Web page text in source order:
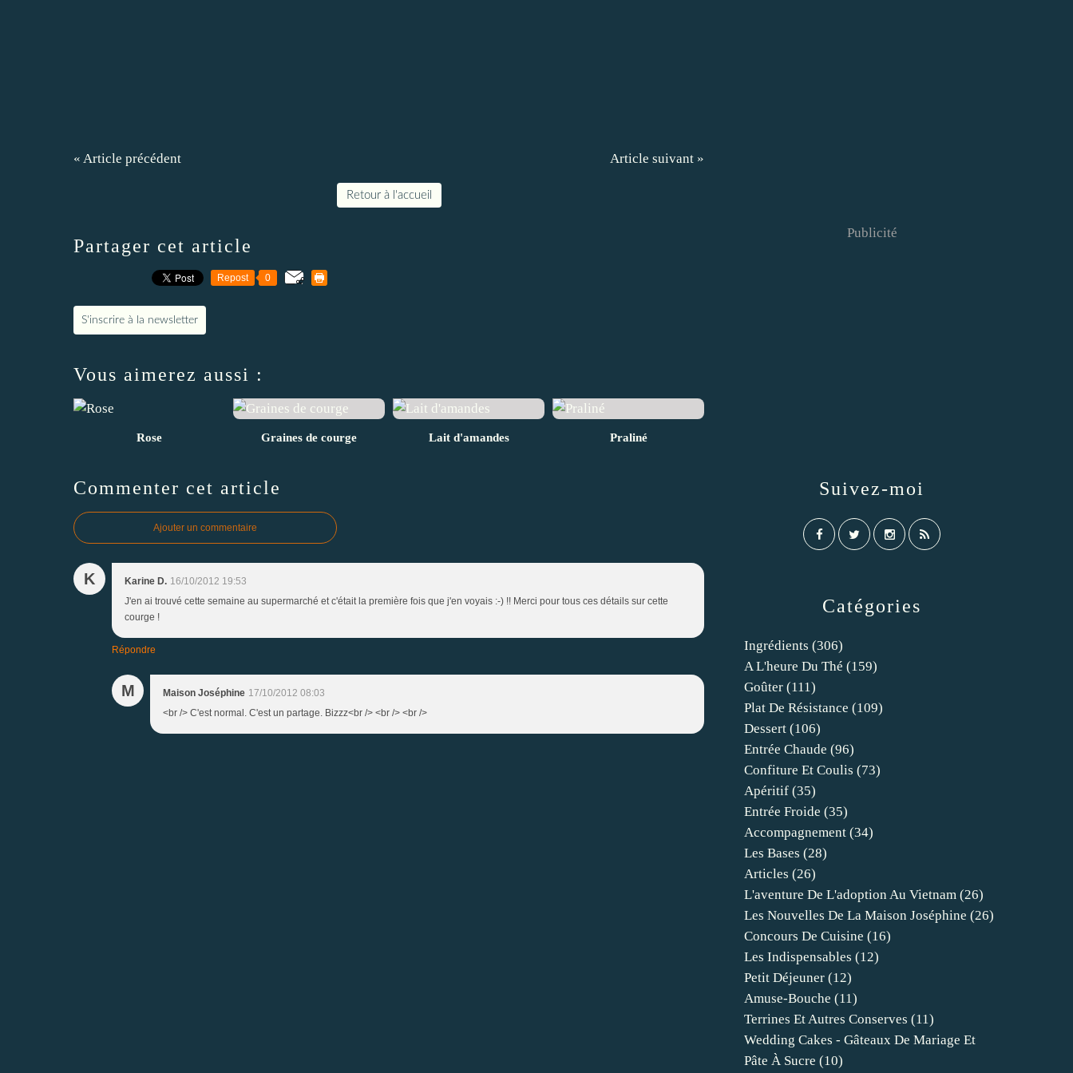
« Article précédent Article suivant »
Retour à l'accueil
Partager cet article
Repost 0
S'inscrire à la newsletter
Vous aimerez aussi :
Rose Graines de courge Lait d'amandes Praliné
Commenter cet article
Ajouter un commentaire
K Karine D. 16/10/2012 19:53
J'en ai trouvé cette semaine au supermarché et c'était la première fois que j'en voyais :-) !! Merci pour tous ces détails sur cette
courge !
Répondre
M Maison Joséphine 17/10/2012 08:03
<br /> C'est normal. C'est un partage. Bizzz<br /> <br /> <br />
Catégories
Ingrédients (306)
A L'heure Du Thé (159)
Goûter (111)
Plat De Résistance (109)
Dessert (106)
Entrée Chaude (96)
Confiture Et Coulis (73)
Apéritif (35)
Entrée Froide (35)
Accompagnement (34)
Les Bases (28)
Articles (26)
L'aventure De L'adoption Au Vietnam (26)
Les Nouvelles De La Maison Joséphine (26)
Concours De Cuisine (16)
Les Indispensables (12)
Petit Déjeuner (12)
Amuse-Bouche (11)
Terrines Et Autres Conserves (11)
Wedding Cakes - Gâteaux De Mariage Et
Pâte À Sucre (10)
Suivez-moi
Publicité